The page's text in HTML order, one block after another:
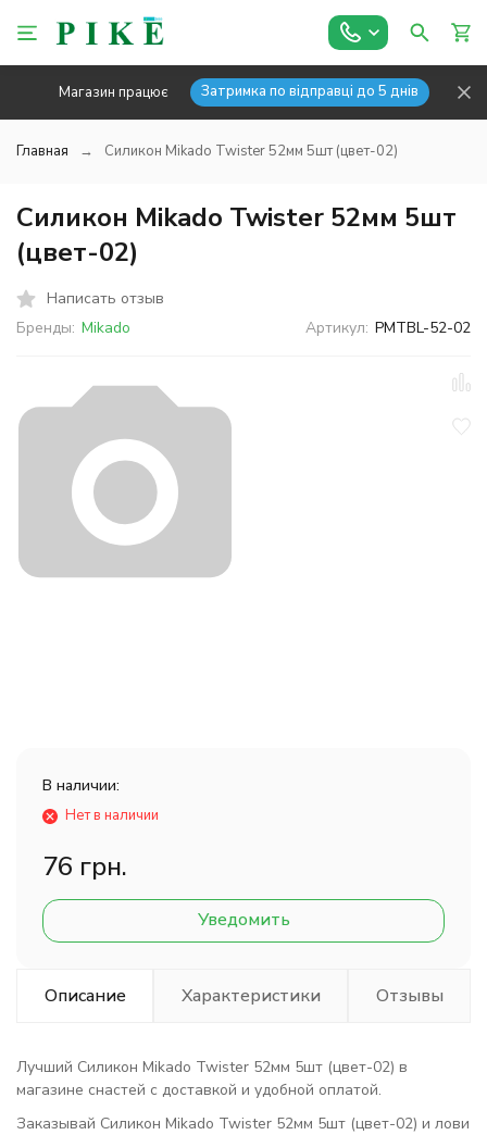
Магазин працює Затримка по відправці до 5 днів
Главная Силикон Mikado Twister 52мм 5шт (цвет-02)
Силикон Mikado Twister 52мм 5шт
(цвет-02)
Написать отзыв
Бренды: Mikado Артикул: PMTBL-52-02
В наличии:
Нет в наличии
76 грн.
Уведомить
Описание Характеристики Отзывы
Лучший Силикон Mikado Twister 52мм 5шт (цвет-02) в
магазине снастей с доставкой и удобной оплатой.
Заказывай Силикон Mikado Twister 52мм 5шт (цвет-02) и лови